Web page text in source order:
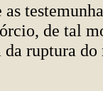
de tal
ruptura